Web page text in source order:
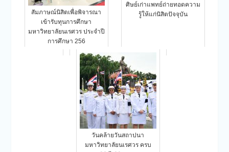
สัมภาษณ์นิสิตเพื่อพิจารณา
เข้ารับทุนการศึกษา
มหาวิทยาลัยนเรศวร ประจำปี
การศึกษา 256
ศิษย์เก่าแพทย์ถ่ายทอดความ
รู้ให้แก่นิสิตปัจจุบัน
วันคล้ายวันสถาปนา
มหาวิทยาลัยนเรศวร ครบ